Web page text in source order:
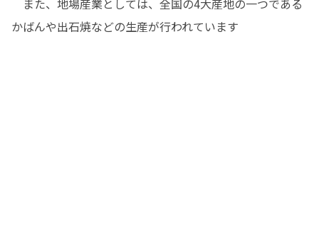
かばんや出石焼などの生産が行われています